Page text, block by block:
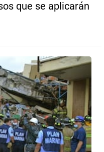
que se aplicarán